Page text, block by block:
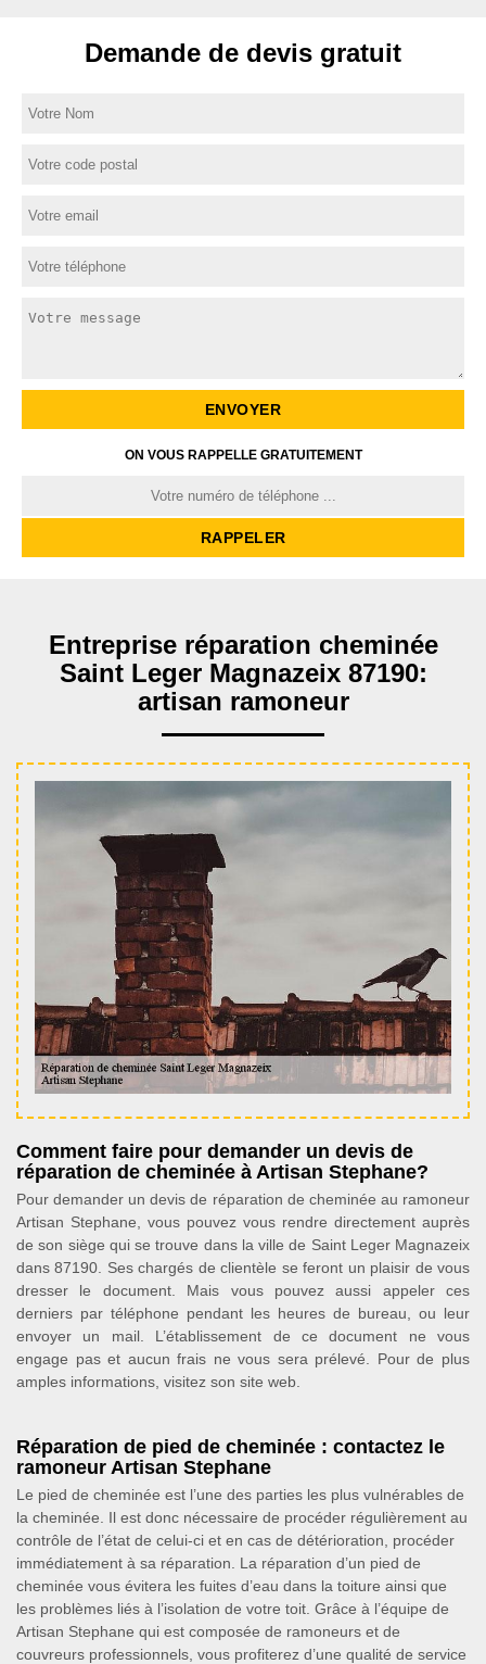
Demande de devis gratuit
ON VOUS RAPPELLE GRATUITEMENT
Entreprise réparation cheminée
Saint Leger Magnazeix 87190:
artisan ramoneur
Comment faire pour demander un devis de
réparation de cheminée à Artisan Stephane?
Pour demander un devis de réparation de cheminée au ramoneur
Artisan Stephane, vous pouvez vous rendre directement auprès
de son siège qui se trouve dans la ville de Saint Leger Magnazeix
dans 87190. Ses chargés de clientèle se feront un plaisir de vous
dresser le document. Mais vous pouvez aussi appeler ces
derniers par téléphone pendant les heures de bureau, ou leur
envoyer un mail. L’établissement de ce document ne vous
engage pas et aucun frais ne vous sera prélevé. Pour de plus
amples informations, visitez son site web.
Réparation de pied de cheminée : contactez le
ramoneur Artisan Stephane
Le pied de cheminée est l’une des parties les plus vulnérables de
la cheminée. Il est donc nécessaire de procéder régulièrement au
contrôle de l’état de celui-ci et en cas de détérioration, procéder
immédiatement à sa réparation. La réparation d’un pied de
cheminée vous évitera les fuites d’eau dans la toiture ainsi que
les problèmes liés à l’isolation de votre toit. Grâce à l’équipe de
Artisan Stephane qui est composée de ramoneurs et de
couvreurs professionnels, vous profiterez d’une qualité de service